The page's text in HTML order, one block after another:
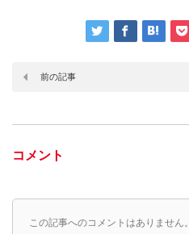
前の記事
コメント
この記事へのコメントはありません。